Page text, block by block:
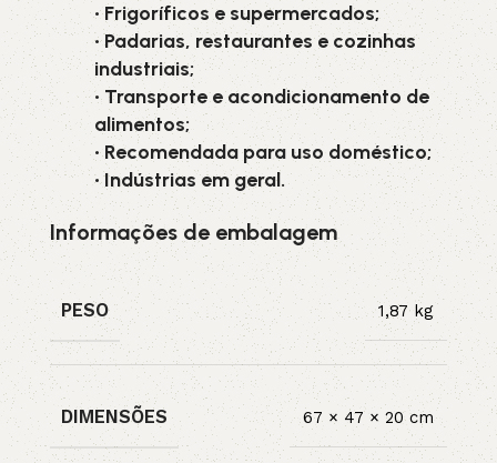
• Frigoríficos e supermercados;
• Padarias, restaurantes e cozinhas
industriais;
• Transporte e acondicionamento de
alimentos;
• Recomendada para uso doméstico;
• Indústrias em geral.
Informações de embalagem
PESO 1,87 kg
DIMENSÕES 67 × 47 × 20 cm